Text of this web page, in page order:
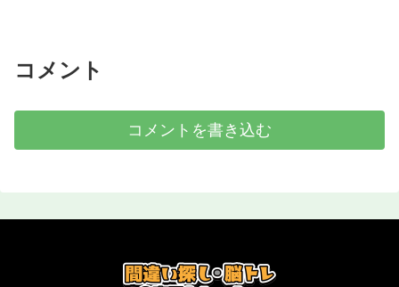
コメント
コメントを書き込む